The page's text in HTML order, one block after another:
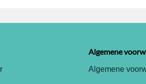
Algemene
Algemene